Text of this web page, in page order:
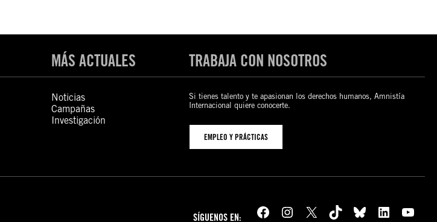
MÁS ACTUALES
Noticias
Campañas
Investigación
TRABAJA CON NOSOTROS
Si tienes talento y te apasionan los derechos humanos, Amnistía
Internacional quiere conocerte.
EMPLEO Y PRÁCTICAS
SÍGUENOS EN: Facebook Instagram X TikTok Bluesky LinkedIn YouTube